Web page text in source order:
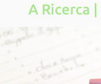
A Ricerca |